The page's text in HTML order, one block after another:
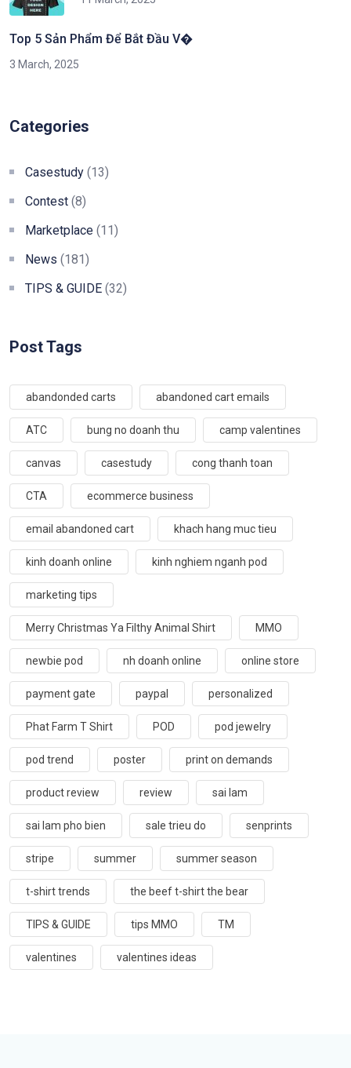
Top 5 Sản Phẩm Để Bắt Đầu V�
3 March, 2025
Categories
Casestudy (13)
Contest (8)
Marketplace (11)
News (181)
TIPS & GUIDE (32)
Post Tags
abandonded carts abandoned cart emails
ATC bung no doanh thu camp valentines
canvas casestudy cong thanh toan
CTA ecommerce business
email abandoned cart khach hang muc tieu
kinh doanh online kinh nghiem nganh pod
marketing tips
Merry Christmas Ya Filthy Animal Shirt MMO
newbie pod nh doanh online online store
payment gate paypal personalized
Phat Farm T Shirt POD pod jewelry
pod trend poster print on demands
product review review sai lam
sai lam pho bien sale trieu do senprints
stripe summer summer season
t-shirt trends the beef t-shirt the bear
TIPS & GUIDE tips MMO TM
valentines valentines ideas